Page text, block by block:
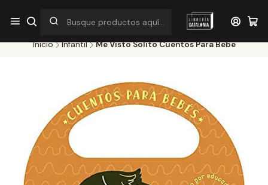
¡Por pocos días! Despacho a $1.000 en RM por compras sobre
$38.000
Inicio Infantil Me Visto Solito Cuentos Para Bebe